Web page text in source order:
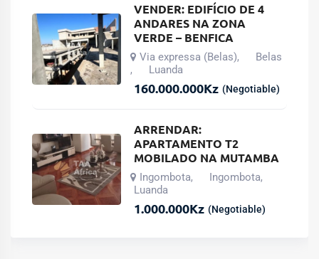
VENDER: EDIFÍCIO DE 4
ANDARES NA ZONA
VERDE – BENFICA
Via expressa (Belas), Belas
, Luanda
160.000.000Kz (Negotiable)
ARRENDAR:
APARTAMENTO T2
MOBILADO NA MUTAMBA
Ingombota, Ingombota,
Luanda
1.000.000Kz (Negotiable)